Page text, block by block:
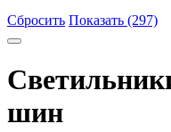
Сбросить Показать (297)
шин